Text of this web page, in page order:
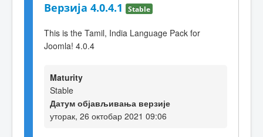
Верзија 4.0.4.1 Stable
This is the Tamil, India Language Pack for
Joomla! 4.0.4
Maturity
Stable
Датум објављивања верзије
уторак, 26 октобар 2021 09:06